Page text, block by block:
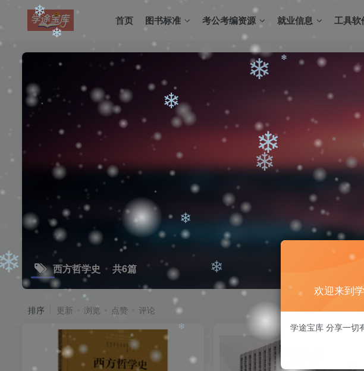
首页 图书标准 考公考编资源 就业信息 工具软
西方哲学史 共6篇
排序 更新 浏览 点赞 评论
欢迎来到
学途宝库 分享一切
❄
❄
❄
❄
❄
❄